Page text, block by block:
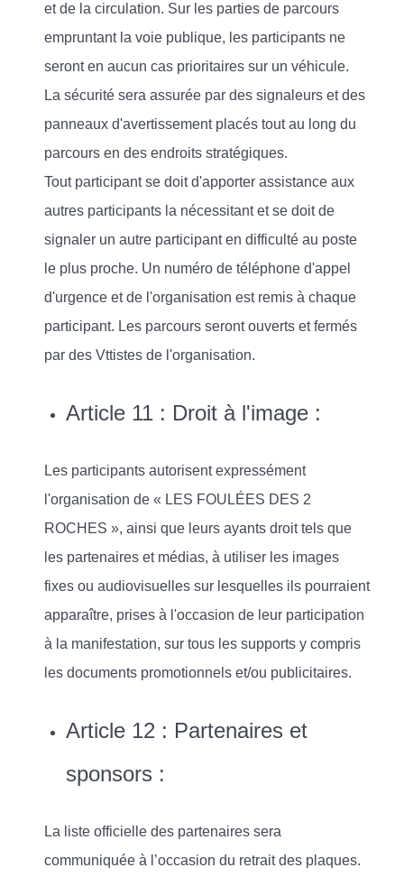
et de la circulation. Sur les parties de parcours
empruntant la voie publique, les participants ne
seront en aucun cas prioritaires sur un véhicule.
La sécurité sera assurée par des signaleurs et des
panneaux d'avertissement placés tout au long du
parcours en des endroits stratégiques.
Tout participant se doit d'apporter assistance aux
autres participants la nécessitant et se doit de
signaler un autre participant en difficulté au poste
le plus proche. Un numéro de téléphone d'appel
d'urgence et de l'organisation est remis à chaque
participant. Les parcours seront ouverts et fermés
par des Vttistes de l'organisation.
Article 11 : Droit à l'image :
Les participants autorisent expressément
l'organisation de « LES FOULÉES DES 2
ROCHES », ainsi que leurs ayants droit tels que
les partenaires et médias, à utiliser les images
fixes ou audiovisuelles sur lesquelles ils pourraient
apparaître, prises à l'occasion de leur participation
à la manifestation, sur tous les supports y compris
les documents promotionnels et/ou publicitaires.
Article 12 : Partenaires et
sponsors :
La liste officielle des partenaires sera
communiquée à l’occasion du retrait des plaques.